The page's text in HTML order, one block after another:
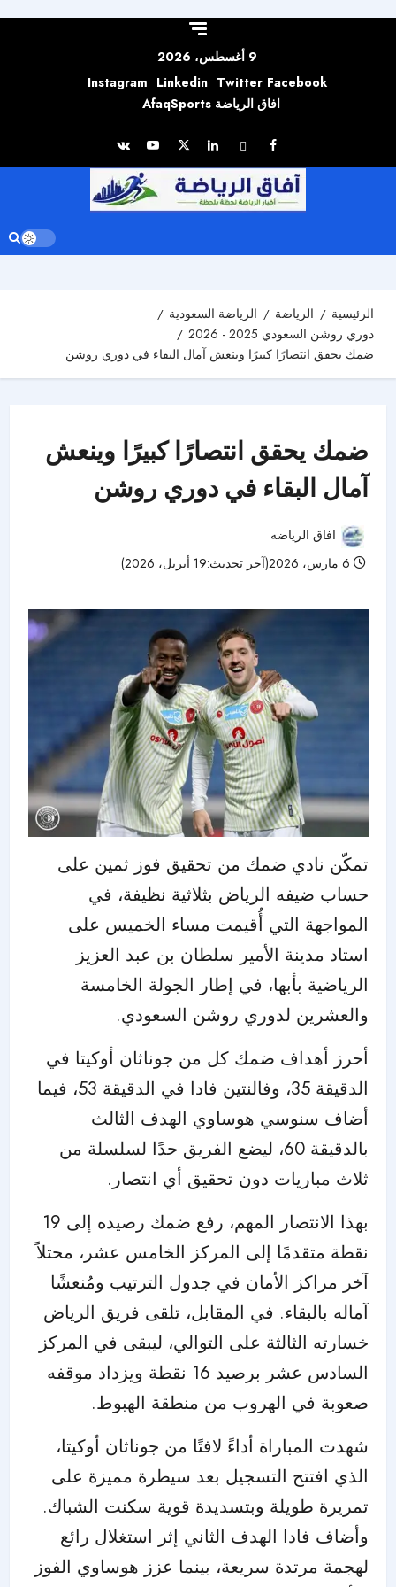
9 أغسطس، 2026
Facebook
Twitter
Linkedin
Instagram
افاق الرياضة AfaqSports
الرئيسية الرياضة
الرياضة السعودية
دوري روشن السعودي 2025 - 2026
ضمك يحقق انتصارًا كبيرًا وينعش آمال البقاء في دوري روشن
ضمك يحقق انتصارًا كبيرًا وينعش
آمال البقاء في دوري روشن
افاق الرياضه
تمكّن نادي ضمك من تحقيق فوز ثمين على
حساب ضيفه الرياض بثلاثية نظيفة، في
المواجهة التي أُقيمت مساء الخميس على
استاد مدينة الأمير سلطان بن عبد العزيز
الرياضية بأبها، في إطار الجولة الخامسة
والعشرين لدوري روشن السعودي.
أحرز أهداف ضمك كل من جوناثان أوكيتا في
الدقيقة 35، وفالنتين فادا في الدقيقة 53، فيما
أضاف سنوسي هوساوي الهدف الثالث
بالدقيقة 60، ليضع الفريق حدًا لسلسلة من
ثلاث مباريات دون تحقيق أي انتصار.
بهذا الانتصار المهم، رفع ضمك رصيده إلى 19
نقطة متقدمًا إلى المركز الخامس عشر، محتلاً
آخر مراكز الأمان في جدول الترتيب ومُنعشًا
آماله بالبقاء. في المقابل، تلقى فريق الرياض
خسارته الثالثة على التوالي، ليبقى في المركز
السادس عشر برصيد 16 نقطة ويزداد موقفه
صعوبة في الهروب من منطقة الهبوط.
شهدت المباراة أداءً لافتًا من جوناثان أوكيتا،
الذي افتتح التسجيل بعد سيطرة مميزة على
تمريرة طويلة وبتسديدة قوية سكنت الشباك.
وأضاف فادا الهدف الثاني إثر استغلال رائع
لهجمة مرتدة سريعة، بينما عزز هوساوي الفوز